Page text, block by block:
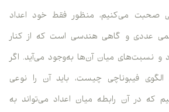
صحبت می‌کنیم، منظور فقط خود اعداد
عددی و گاهی هندسی است که از کنار
و نسبت‌های میان آن‌ها به‌وجود می‌آید. اگر
فیبوناچی چیست، باید آن را نوعی
که در آن رابطه میان اعداد می‌تواند به